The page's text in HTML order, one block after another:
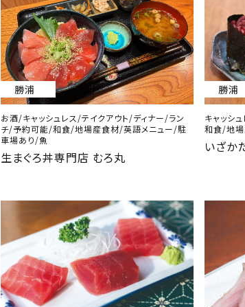
勝浦
お酒/キャッシュレス/テイクアウト/ディナー/ラン
チ/予約可能/和食/地場産食材/英語メニュー/駐
車場あり/魚
生まぐろ丼専門店 むろ丸
勝浦
キャッシ
和食/地
いざか